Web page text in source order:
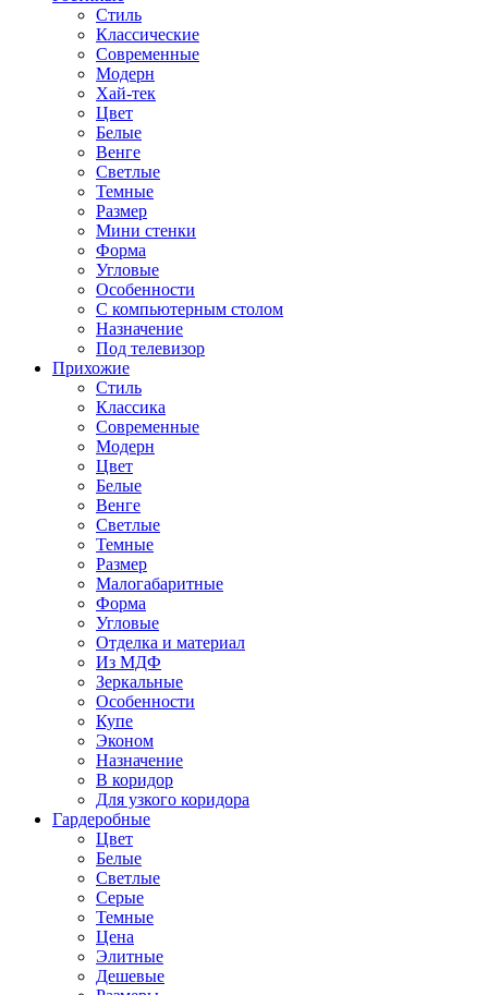
Стиль
Классические
Современные
Модерн
Хай-тек
Цвет
Белые
Венге
Светлые
Темные
Размер
Мини стенки
Форма
Угловые
Особенности
С компьютерным столом
Назначение
Под телевизор
Прихожие
Стиль
Классика
Современные
Модерн
Цвет
Белые
Венге
Светлые
Темные
Размер
Малогабаритные
Форма
Угловые
Отделка и материал
Из МДФ
Зеркальные
Особенности
Купе
Эконом
Назначение
В коридор
Для узкого коридора
Гардеробные
Цвет
Белые
Светлые
Серые
Темные
Цена
Элитные
Дешевые